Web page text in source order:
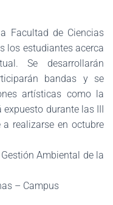
Facultad de Ciencias
los estudiantes acerca
Se desarrollarán
bandas y se
artísticas como la
durante las III
realizarse en octubre
Ambiental de la
– Campus